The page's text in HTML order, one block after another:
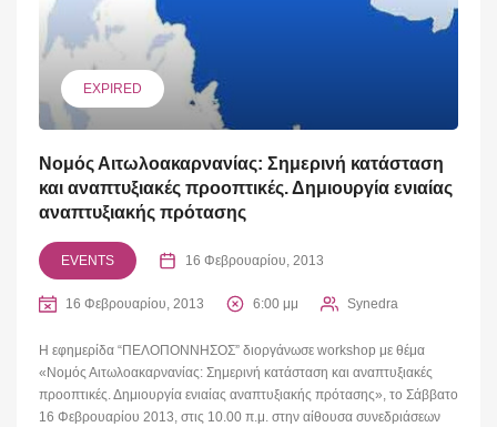
EXPIRED
Νομός Αιτωλοακαρνανίας: Σημερινή κατάσταση
και αναπτυξιακές προοπτικές. Δημιουργία ενιαίας
αναπτυξιακής πρότασης
EVENTS 16 Φεβρουαρίου, 2013
16 Φεβρουαρίου, 2013 6:00 μμ Synedra
Η εφημερίδα “ΠΕΛΟΠΟΝΝΗΣΟΣ” διοργάνωσε workshop με θέμα
«Νομός Αιτωλοακαρνανίας: Σημερινή κατάσταση και αναπτυξιακές
προοπτικές. Δημιουργία ενιαίας αναπτυξιακής πρότασης», το Σάββατο
16 Φεβρουαρίου 2013, στις 10.00 π.μ. στην αίθουσα συνεδριάσεων